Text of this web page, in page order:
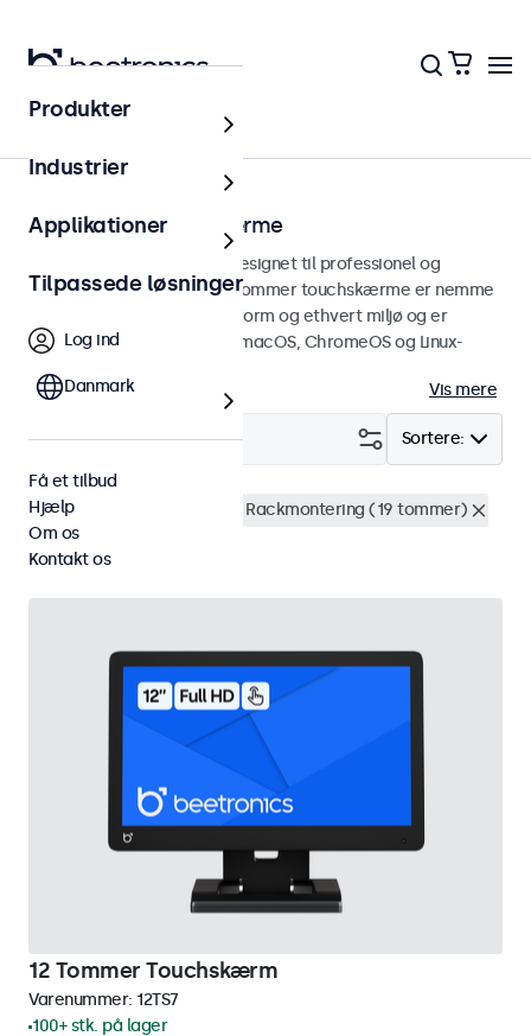
Touchskærme
12 tommer touchskærme
12 tommer touchskærme designet til professionel og
kontinuerlig brug. Disse 12-tommer touchskærme er nemme
at integrere i enhver brugsform og ethvert miljø og er
kompatible med Windows, macOS, ChromeOS og Linux-
Vis mere
Sortere:
Filter (3)
12 tommer touchskærme
Rackmontering (19 tommer)
Fjern alt
12 Tommer Touchskærm
Varenummer: 12TS7
100+ stk. på lager
Produkter
Industrier
Applikationer
Tilpassede løsninger
Log ind
Danmark
Få et tilbud
Hjælp
Om os
Kontakt os